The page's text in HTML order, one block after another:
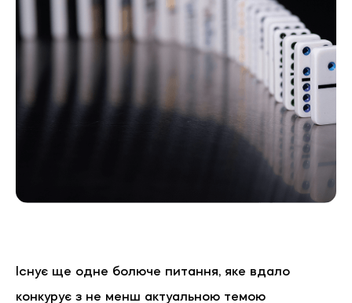
Існує ще одне болюче питання, яке вдало
конкурує з не менш актуальною темою